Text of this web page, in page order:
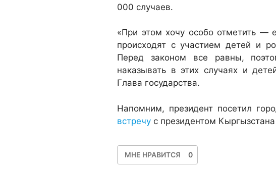
000 случаев.
«При этом хочу особо отметить —
происходят с участием детей и
Перед законом все равны,
наказывать в этих случаях и
Глава государства.
Напомним, президент посетил
встречу с президентом
МНЕ НРАВИТСЯ 0